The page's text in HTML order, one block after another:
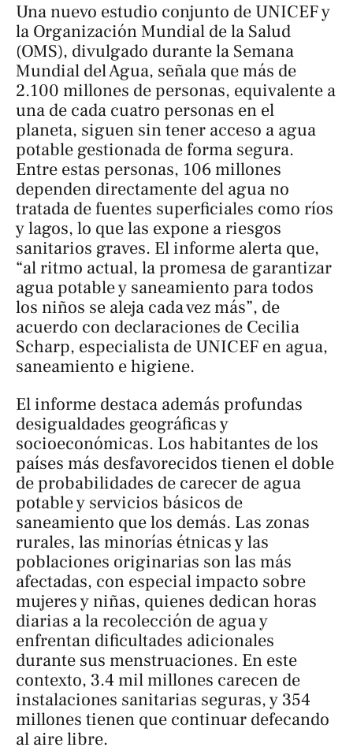
Una nuevo estudio conjunto de UNICEF y
la Organización Mundial de la Salud
(OMS), divulgado durante la Semana
Mundial del Agua, señala que más de
2.100 millones de personas, equivalente a
una de cada cuatro personas en el
planeta, siguen sin tener acceso a agua
potable gestionada de forma segura.
Entre estas personas, 106 millones
dependen directamente del agua no
tratada de fuentes superficiales como ríos
y lagos, lo que las expone a riesgos
sanitarios graves. El informe alerta que,
“al ritmo actual, la promesa de garantizar
agua potable y saneamiento para todos
los niños se aleja cada vez más”, de
acuerdo con declaraciones de Cecilia
Scharp, especialista de UNICEF en agua,
saneamiento e higiene.
El informe destaca además profundas
desigualdades geográficas y
socioeconómicas. Los habitantes de los
países más desfavorecidos tienen el doble
de probabilidades de carecer de agua
potable y servicios básicos de
saneamiento que los demás. Las zonas
rurales, las minorías étnicas y las
poblaciones originarias son las más
afectadas, con especial impacto sobre
mujeres y niñas, quienes dedican horas
diarias a la recolección de agua y
enfrentan dificultades adicionales
durante sus menstruaciones. En este
contexto, 3.4 mil millones carecen de
instalaciones sanitarias seguras, y 354
millones tienen que continuar defecando
al aire libre.